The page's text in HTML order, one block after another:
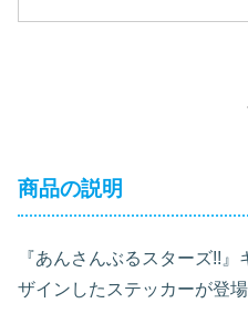
商品の説明
『あんさんぶるスターズ!!
ザインしたステッカーが登